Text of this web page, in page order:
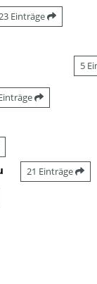
Einträge
5
21 Einträge